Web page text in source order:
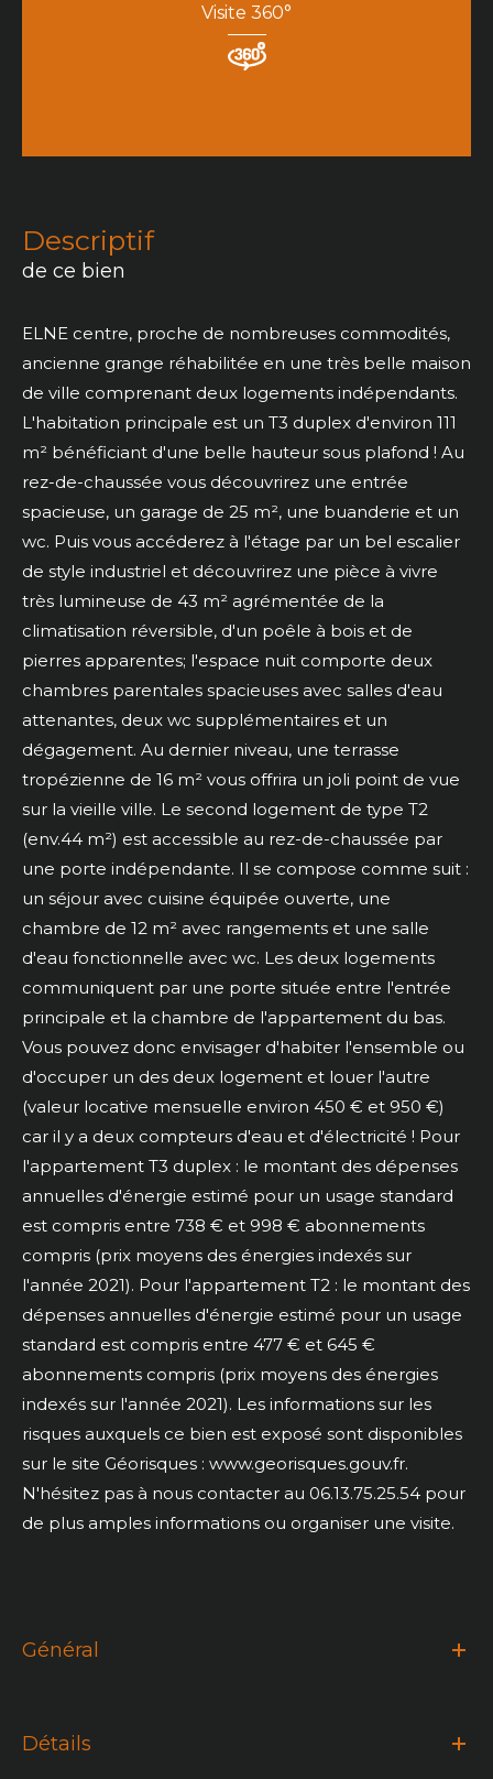
Visite 360°
descriptif
de ce bien
ELNE centre, proche de nombreuses commodités,
ancienne grange réhabilitée en une très belle maison
de ville comprenant deux logements indépendants.
L'habitation principale est un T3 duplex d'environ 111
m² bénéficiant d'une belle hauteur sous plafond ! Au
rez-de-chaussée vous découvrirez une entrée
spacieuse, un garage de 25 m², une buanderie et un
wc. Puis vous accéderez à l'étage par un bel escalier
de style industriel et découvrirez une pièce à vivre
très lumineuse de 43 m² agrémentée de la
climatisation réversible, d'un poêle à bois et de
pierres apparentes; l'espace nuit comporte deux
chambres parentales spacieuses avec salles d'eau
attenantes, deux wc supplémentaires et un
dégagement. Au dernier niveau, une terrasse
tropézienne de 16 m² vous offrira un joli point de vue
sur la vieille ville. Le second logement de type T2
(env.44 m²) est accessible au rez-de-chaussée par
une porte indépendante. Il se compose comme suit :
un séjour avec cuisine équipée ouverte, une
chambre de 12 m² avec rangements et une salle
d'eau fonctionnelle avec wc. Les deux logements
communiquent par une porte située entre l'entrée
principale et la chambre de l'appartement du bas.
Vous pouvez donc envisager d'habiter l'ensemble ou
d'occuper un des deux logement et louer l'autre
(valeur locative mensuelle environ 450 € et 950 €)
car il y a deux compteurs d'eau et d'électricité ! Pour
l'appartement T3 duplex : le montant des dépenses
annuelles d'énergie estimé pour un usage standard
est compris entre 738 € et 998 € abonnements
compris (prix moyens des énergies indexés sur
l'année 2021). Pour l'appartement T2 : le montant des
dépenses annuelles d'énergie estimé pour un usage
standard est compris entre 477 € et 645 €
abonnements compris (prix moyens des énergies
indexés sur l'année 2021). Les informations sur les
risques auxquels ce bien est exposé sont disponibles
sur le site Géorisques : www.georisques.gouv.fr.
N'hésitez pas à nous contacter au 06.13.75.25.54 pour
de plus amples informations ou organiser une visite.
Général
Détails